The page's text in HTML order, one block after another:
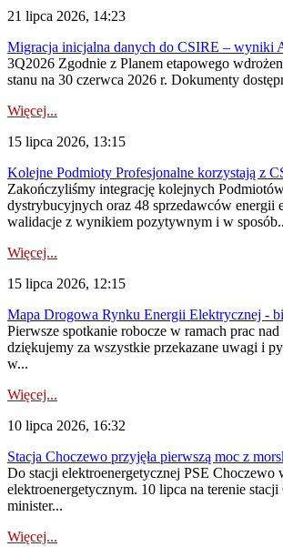
21 lipca 2026, 14:23
Migracja inicjalna danych do CSIRE – wyniki
3Q2026 Zgodnie z Planem etapowego
stanu na 30 czerwca 2026 r. Dokumenty
Więcej...
15 lipca 2026, 13:15
Kolejne Podmioty Profesjonalne korzystają z
Zakończyliśmy integrację kolejnych
dystrybucyjnych oraz 48 sprzedawców energii
walidacje z wynikiem pozytywnym i w
Więcej...
15 lipca 2026, 12:15
Mapa Drogowa Rynku Energii Elektrycznej -
Pierwsze spotkanie robocze w ramach prac
dziękujemy za wszystkie przekazane uwagi i
w...
Więcej...
10 lipca 2026, 16:32
Stacja Choczewo przyjęła pierwszą moc z
Do stacji elektroenergetycznej PSE
elektroenergetycznym. 10 lipca na terenie
minister...
Więcej...